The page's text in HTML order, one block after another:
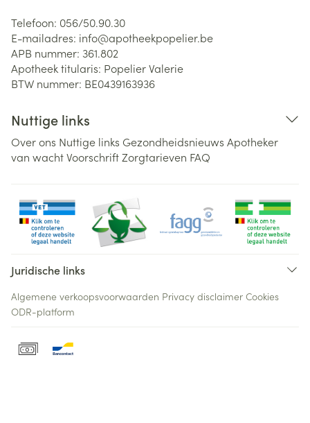
Telefoon: 056/50.90.30
E-mailadres: info@apotheekpopelier.be
APB nummer: 361.802
Apotheek titularis: Popelier Valerie
BTW nummer: BE0439163936
Nuttige links
Over ons Nuttige links Gezondheidsnieuws Apotheker
van wachtVoorschriftZorgtarieven FAQ
Juridische links
Algemene verkoopsvoorwaarden Privacy disclaimer Cookies
ODR-platform